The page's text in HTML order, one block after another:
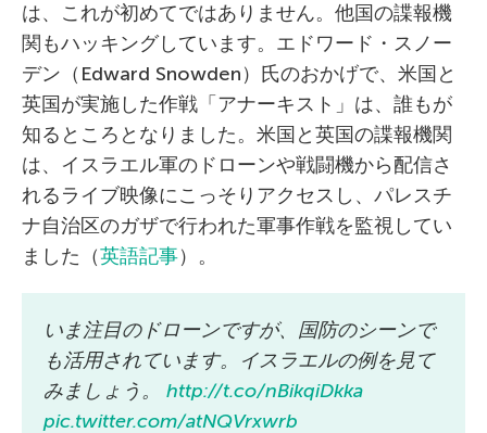
は、これが初めてではありません。他国の諜報機
関もハッキングしています。エドワード・スノー
デン（Edward Snowden）氏のおかげで、米国と
英国が実施した作戦「アナーキスト」は、誰もが
知るところとなりました。米国と英国の諜報機関
は、イスラエル軍のドローンや戦闘機から配信さ
れるライブ映像にこっそりアクセスし、パレスチ
ナ自治区のガザで行われた軍事作戦を監視してい
ました（英語記事）。
いま注目のドローンですが、国防のシーンで
も活用されています。イスラエルの例を見て
みましょう。 http://t.co/nBikqiDkka
pic.twitter.com/atNQVrxwrb